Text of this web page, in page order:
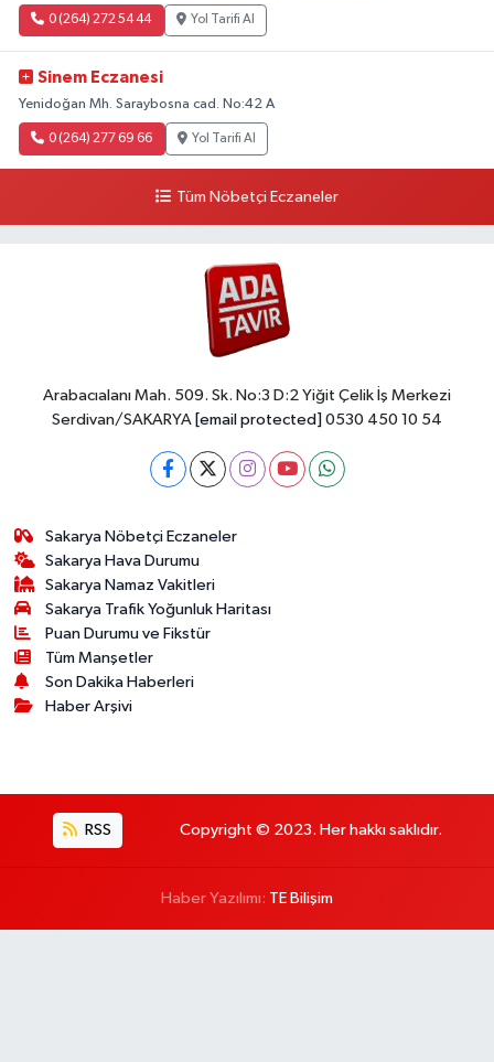
0 (264) 272 54 44 Yol Tarifi Al
Sinem Eczanesi
Yenidoğan Mh. Saraybosna cad. No:42 A
0 (264) 277 69 66 Yol Tarifi Al
Tüm Nöbetçi Eczaneler
Arabacıalanı Mah. 509. Sk. No:3 D:2 Yiğit Çelik İş Merkezi
Serdivan/SAKARYA [email protected] 0530 450 10 54
Sakarya Nöbetçi Eczaneler
Sakarya Hava Durumu
Sakarya Namaz Vakitleri
Sakarya Trafik Yoğunluk Haritası
Puan Durumu ve Fikstür
Tüm Manşetler
Son Dakika Haberleri
Haber Arşivi
RSS Copyright © 2023. Her hakkı saklıdır.
Haber Yazılımı: TE Bilişim